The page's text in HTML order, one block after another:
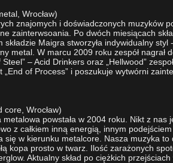
Wrocław)
znajomych i doświadczonych muzyków
zainterwsoania. Po dwóch miesiącach
Maigra stworzyła indywidualny styl
metal. W marcu 2009 roku zespół
– Acid Drinkers oraz „Hellwood”
„End of Process” i poszukuje wytwórni
Wrocław)
metalowa powstała w 2004 roku. Nikt z nas
z całkiem inną energią, innym
się w kierunku metalcore. Nasza muzyka
kopa prosto w twarz. Ilość zarażonych
Aktualny skład po ciężkich